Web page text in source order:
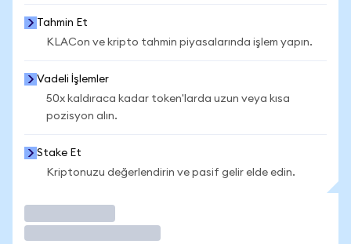
Tahmin Et
KLACon ve kripto tahmin piyasalarında işlem yapın.
Vadeli İşlemler
50x kaldıraca kadar token'larda uzun veya kısa
pozisyon alın.
Stake Et
Kriptonuzu değerlendirin ve pasif gelir elde edin.